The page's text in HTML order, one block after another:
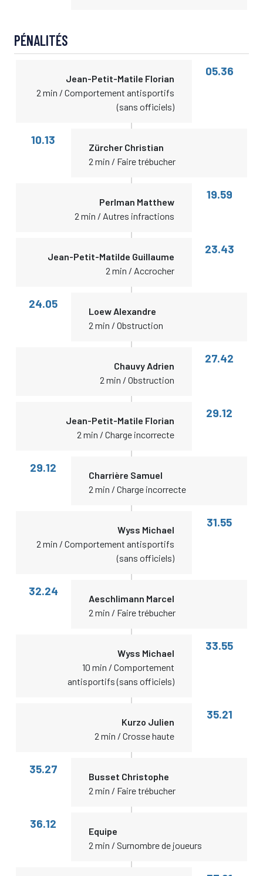
PÉNALITÉS
Jean-Petit-Matile Florian
2 min / Comportement antisportifs
(sans officiels)
05.36
10.13
Zürcher Christian
2 min / Faire trébucher
Perlman Matthew
2 min / Autres infractions
19.59
Jean-Petit-Matilde Guillaume
2 min / Accrocher
23.43
24.05
Loew Alexandre
2 min / Obstruction
Chauvy Adrien
2 min / Obstruction
27.42
Jean-Petit-Matile Florian
2 min / Charge incorrecte
29.12
29.12
Charrière Samuel
2 min / Charge incorrecte
Wyss Michael
2 min / Comportement antisportifs
(sans officiels)
31.55
32.24
Aeschlimann Marcel
2 min / Faire trébucher
Wyss Michael
10 min / Comportement
antisportifs (sans officiels)
33.55
Kurzo Julien
2 min / Crosse haute
35.21
35.27
Busset Christophe
2 min / Faire trébucher
36.12
Equipe
2 min / Surnombre de joueurs